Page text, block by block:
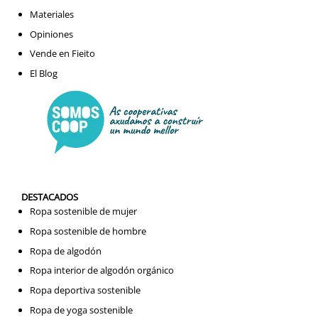
Materiales
Opiniones
Vende en Fieito
El Blog
DESTACADOS
Ropa sostenible de mujer
Ropa sostenible de hombre
Ropa de algodón
Ropa interior de algodón orgánico
Ropa deportiva sostenible
Ropa de yoga sostenible